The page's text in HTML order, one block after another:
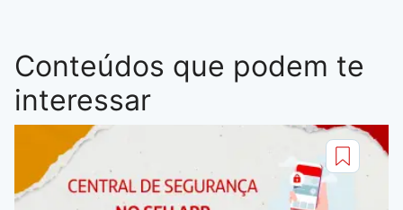
Conteúdos que podem te
interessar